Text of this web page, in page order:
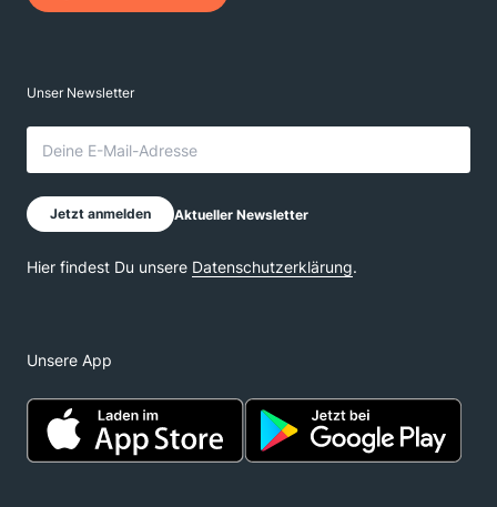
Unsere App